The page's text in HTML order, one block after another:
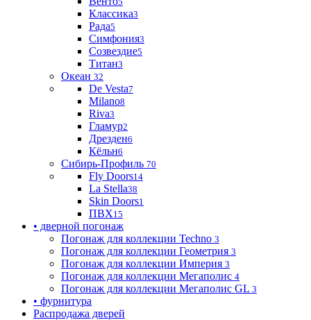
Классика3
Рада5
Симфония3
Созвездие5
Титан3
Океан 32
De Vesta7
Milano8
Riva3
Гламур2
Дрезден6
Кёльн6
Сибирь-Профиль 70
Fly Doors14
La Stella38
Skin Doors1
ПВХ15
• дверной погонаж
Погонаж для коллекции Techno 3
Погонаж для коллекции Геометрия 3
Погонаж для коллекции Империя 3
Погонаж для коллекции Мегаполис 4
Погонаж для коллекции Мегаполис GL 3
• фурнитура
Распродажа дверей